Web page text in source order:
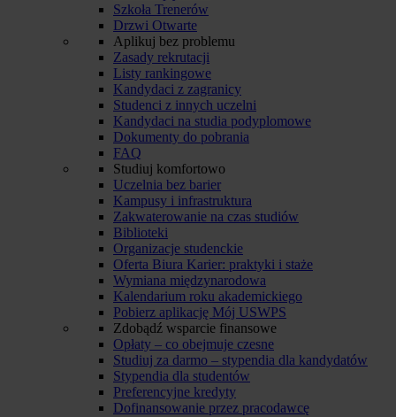
Szkoła Trenerów
Drzwi Otwarte
Aplikuj bez problemu
Zasady rekrutacji
Listy rankingowe
Kandydaci z zagranicy
Studenci z innych uczelni
Kandydaci na studia podyplomowe
Dokumenty do pobrania
FAQ
Studiuj komfortowo
Uczelnia bez barier
Kampusy i infrastruktura
Zakwaterowanie na czas studiów
Biblioteki
Organizacje studenckie
Oferta Biura Karier: praktyki i staże
Wymiana międzynarodowa
Kalendarium roku akademickiego
Pobierz aplikację Mój USWPS
Zdobądź wsparcie finansowe
Opłaty – co obejmuje czesne
Studiuj za darmo – stypendia dla kandydatów
Stypendia dla studentów
Preferencyjne kredyty
Dofinansowanie przez pracodawcę